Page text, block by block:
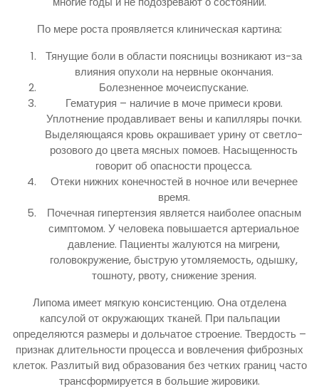
По мере роста проявляется клиническая картина:
Тянущие боли в области поясницы возникают из-за
влияния опухоли на нервные окончания.
Болезненное мочеиспускание.
Гематурия – наличие в моче примеси крови.
Уплотнение продавливает вены и капилляры почки.
Выделяющаяся кровь окрашивает урину от светло-
розового до цвета мясных помоев. Насыщенность
говорит об опасности процесса.
Отеки нижних конечностей в ночное или вечернее
время.
Почечная гипертензия является наиболее опасным
симптомом. У человека повышается артериальное
давление. Пациенты жалуются на мигрени,
головокружение, быструю утомляемость, одышку,
тошноту, рвоту, снижение зрения.
Липома имеет мягкую консистенцию. Она отделена
капсулой от окружающих тканей. При пальпации
определяются размеры и дольчатое строение. Твердость –
признак длительности процесса и вовлечения фиброзных
клеток. Разлитый вид образования без четких границ часто
трансформируется в большие жировики.